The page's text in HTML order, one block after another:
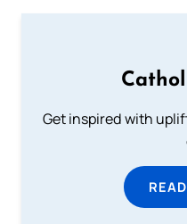
Get inspired with